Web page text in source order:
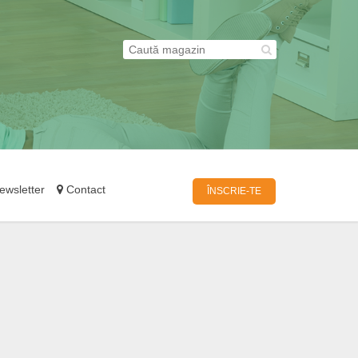
Contact ÎNSCRIE-TE